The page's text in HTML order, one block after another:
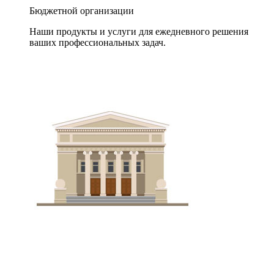
Бюджетной организации
Наши продукты и услуги для ежедневного решения
ваших профессиональных задач.